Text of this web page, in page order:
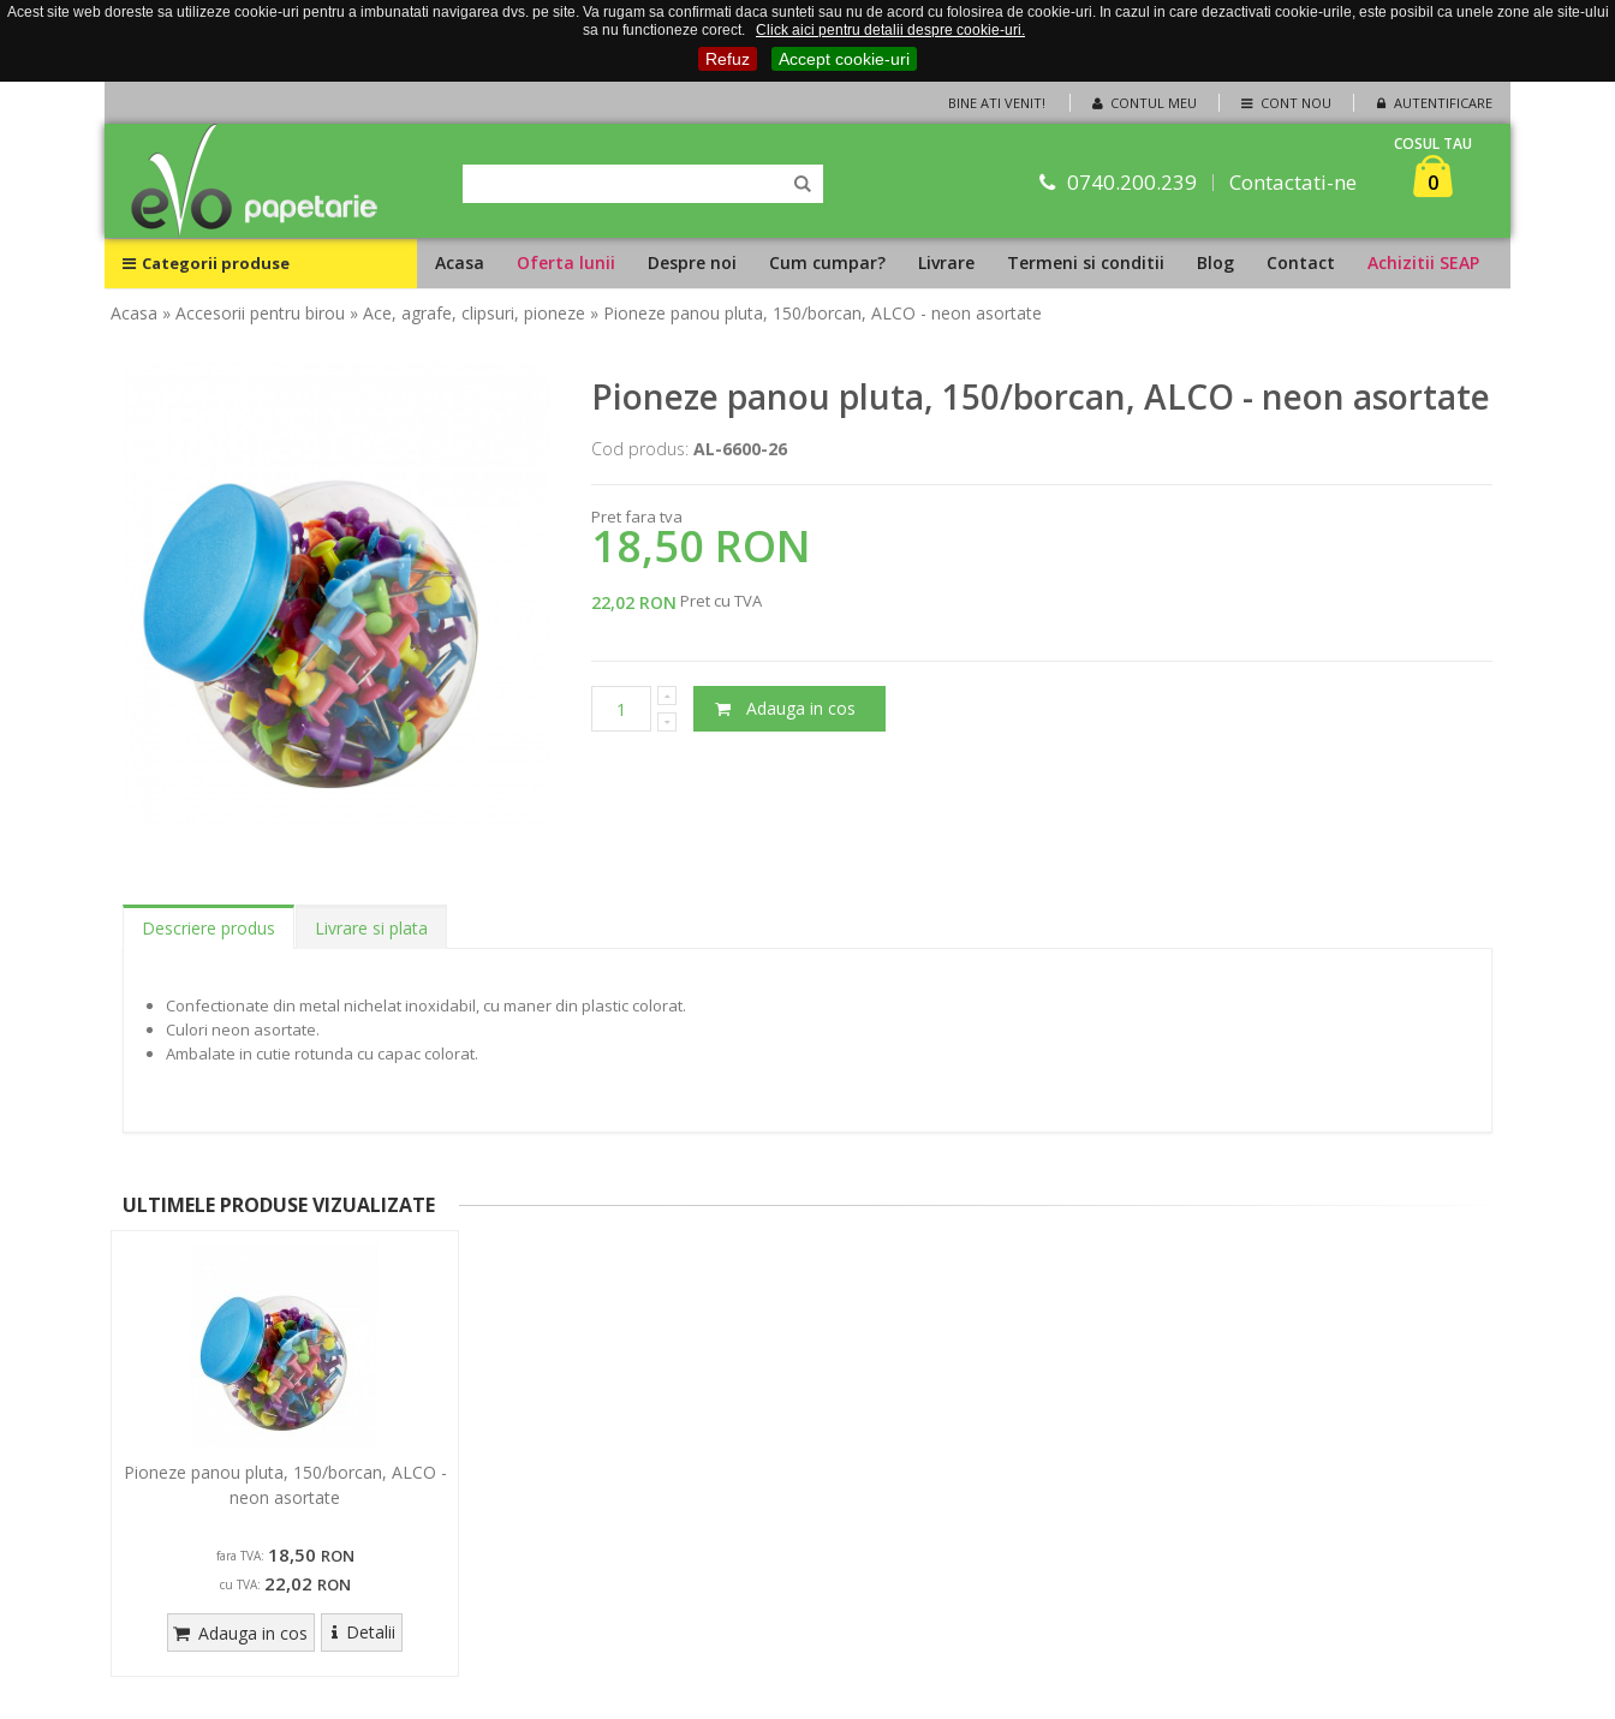
Acest site web doreste sa utilizeze cookie-uri pentru a imbunatati navigarea dvs. pe site. Va rugam sa confirmati daca sunteti sau nu de acord cu folosirea de cookie-uri. In cazul in care dezactivati cookie-urile, este posibil ca unele zone ale site-ului
sa nu functioneze corect.
Click aici pentru detalii despre cookie-uri.
Refuz Accept cookie-uri
CONTUL MEU CONT NOU AUTENTIFICARE
BINE ATI VENIT!
0740.200.239 Contactati-ne
COSUL TAU
0
Categorii produse Acasa Oferta lunii Despre noi Cum cumpar? Livrare Termeni si conditii Blog Contact Achizitii SEAP
Acasa » Accesorii pentru birou » Ace, agrafe, clipsuri, pioneze » Pioneze panou pluta, 150/borcan, ALCO - neon asortate
Pioneze panou pluta, 150/borcan, ALCO - neon asortate
Cod produs: AL-6600-26
Pret fara tva
18,50 RON
22,02 RON Pret cu TVA
Adauga in cos
Descriere produs Livrare si plata
Confectionate din metal nichelat inoxidabil, cu maner din plastic colorat.
Culori neon asortate.
Ambalate in cutie rotunda cu capac colorat.
ULTIMELE PRODUSE VIZUALIZATE
Pioneze panou pluta, 150/borcan, ALCO -
neon asortate
fara TVA: 18,50 RON
cu TVA: 22,02 RON
Adauga in cos Detalii